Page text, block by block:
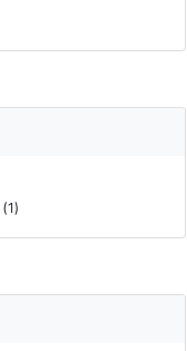
(1)